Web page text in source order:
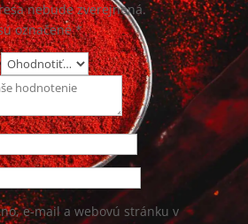
nebude zverejnená.
označené*
e-mail a webovú stránku v